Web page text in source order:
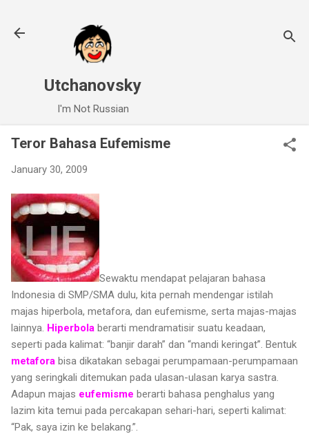
Utchanovsky
I'm Not Russian
Teror Bahasa Eufemisme
January 30, 2009
Sewaktu mendapat pelajaran bahasa
Indonesia di SMP/SMA dulu, kita pernah mendengar istilah
majas hiperbola, metafora, dan eufemisme, serta majas-majas
lainnya. Hiperbola berarti mendramatisir suatu keadaan,
seperti pada kalimat: “banjir darah” dan “mandi keringat”. Bentuk
metafora bisa dikatakan sebagai perumpamaan-perumpamaan
yang seringkali ditemukan pada ulasan-ulasan karya sastra.
Adapun majas eufemisme berarti bahasa penghalus yang
lazim kita temui pada percakapan sehari-hari, seperti kalimat:
“Pak, saya izin ke belakang.”.